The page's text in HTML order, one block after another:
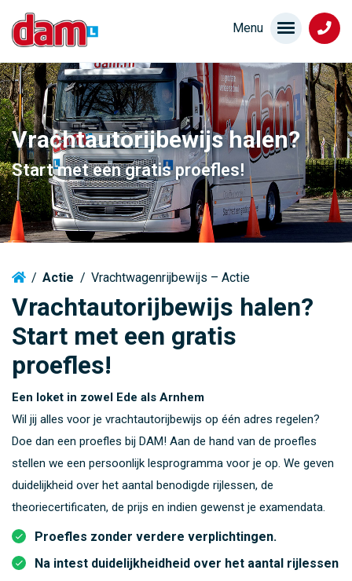
Vrachtautorijbewijs halen?
Start met een gratis proefles!
/ Actie / Vrachtwagenrijbewijs – Actie
Vrachtautorijbewijs halen?
Start met een gratis
proefles!
Een loket in zowel Ede als Arnhem
Wil jij alles voor je vrachtautorijbewijs op één adres regelen?
Doe dan een proefles bij DAM! Aan de hand van de proefles
stellen we een persoonlijk lesprogramma voor je op. We geven
duidelijkheid over het aantal benodigde rijlessen, de
theoriecertificaten, de prijs en indien gewenst je examendata.
Proefles zonder verdere verplichtingen.
Na intest duidelijkheidheid over het aantal rijlessen